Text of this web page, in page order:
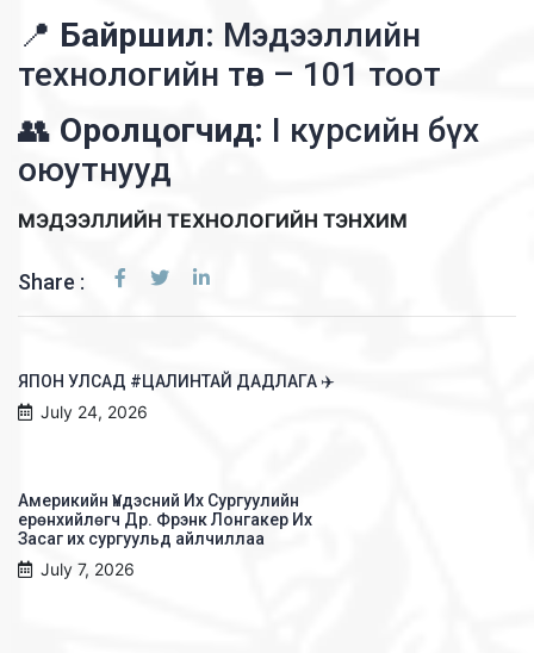
📍 Байршил: Мэдээллийн
технологийн төв – 101 тоот
👥 Оролцогчид: I курсийн бүх
оюутнууд
МЭДЭЭЛЛИЙН ТЕХНОЛОГИЙН ТЭНХИМ
Share :
ЯПОН УЛСАД #ЦАЛИНТАЙ ДАДЛАГА ✈️
July 24, 2026
Америкийн Үндэсний Их Сургуулийн
ерөнхийлөгч Др. Фрэнк Лонгакер Их
Засаг их сургуульд айлчиллаа
July 7, 2026